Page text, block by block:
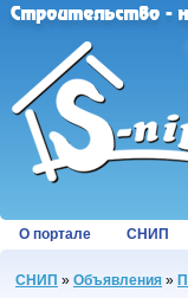
О портале СНИП
СНИП » Объявления »